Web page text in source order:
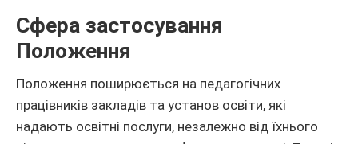
Сфера застосування
Положення
Положення поширюється на педагогічних
працівників закладів та установ освіти, які
надають освітні послуги, незалежно від їхнього